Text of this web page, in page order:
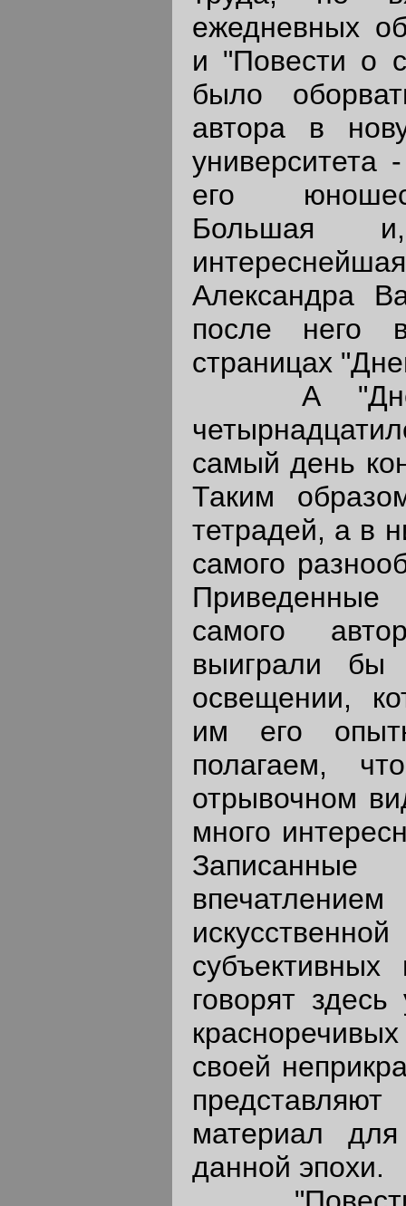
ежедневных
и "Повести о
было
автора в
университета
его
Большая
Александра
после него
страницах
А
самый день
Таким
тетрадей, а в
самого
самого
выиграли
освещении,
им его
полагаем,
отрывочном
много
говорят
своей
материал
данной эпохи.